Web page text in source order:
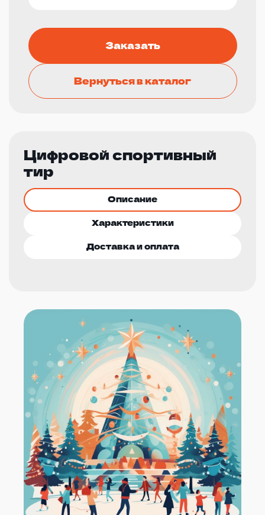
Заказать
Вернуться в каталог
Цифровой спортивный
тир
Описание
Характеристики
Доставка и оплата